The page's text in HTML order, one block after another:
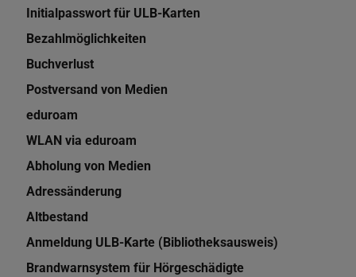
Initialpasswort für ULB-Karten
Bezahlmöglichkeiten
Buchverlust
Postversand von Medien
eduroam
WLAN via eduroam
Abholung von Medien
Adressänderung
Altbestand
Anmeldung ULB-Karte (Bibliotheksausweis)
Brandwarnsystem für Hörgeschädigte